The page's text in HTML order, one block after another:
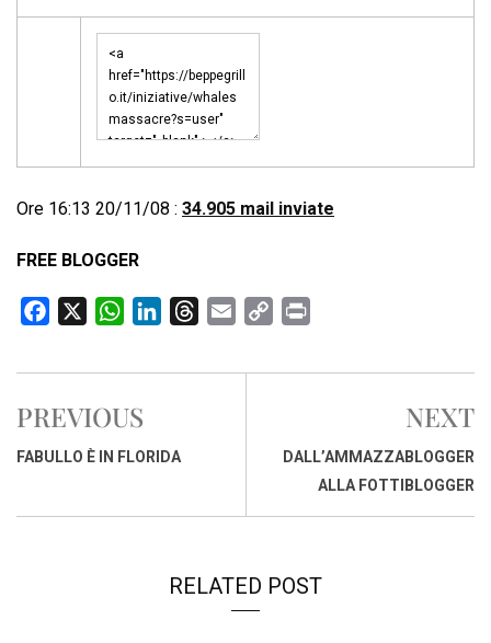
Ore 16:13 20/11/08 : 34.905 mail inviate
FREE BLOGGER
c
b
o
W
a
s
A
n
d
r
a
p
i
PREVIOUS
FABULLO È IN FLORIDA
NEXT
DALL’AMMAZZABLOGGER
ALLA FOTTIBLOGGER
RELATED POST